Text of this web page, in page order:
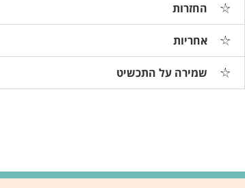
החזרות
אחריות
שמירה על התכשיט